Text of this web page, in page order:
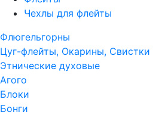
Чехлы для флейты
Флюгельгорны
Цуг-флейты, Окарины, Свистки
Этнические духовые
Агого
Блоки
Бонги